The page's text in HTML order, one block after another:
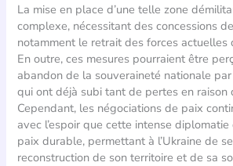
La mise en place d’une telle zone
complexe, nécessitant des concessions
notamment le retrait des forces actuelles
En outre, ces mesures pourraient être
abandon de la souveraineté nationale
qui ont déjà subi tant de pertes en raison
Cependant, les négociations de paix
avec l’espoir que cette intense diplomatie
paix durable, permettant à l’Ukraine de
reconstruction de son territoire et de sa